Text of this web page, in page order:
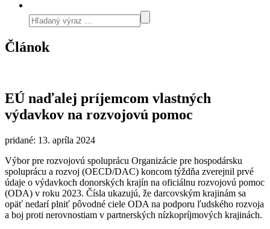
Článok
EÚ naďalej príjemcom vlastných
výdavkov na rozvojovú pomoc
pridané: 13. apríla 2024
Výbor pre rozvojovú spoluprácu Organizácie pre hospodársku
spoluprácu a rozvoj (OECD/DAC) koncom týždňa zverejnil prvé
údaje o výdavkoch donorských krajín na oficiálnu rozvojovú pomoc
(ODA) v roku 2023. Čísla ukazujú, že darcovským krajinám sa
opäť nedarí plniť pôvodné ciele ODA na podporu ľudského rozvoja
a boj proti nerovnostiam v partnerských nízkopríjmových krajinách.